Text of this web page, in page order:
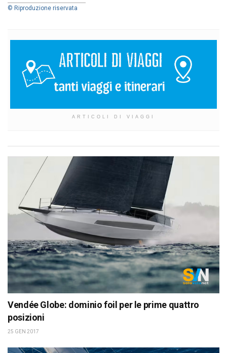
© Riproduzione riservata
ARTICOLI DI VIAGGI
Vendée Globe: dominio foil per le prime quattro
posizioni
25 GEN 2017